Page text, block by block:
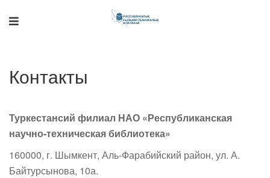
Контакты
Туркестансий филиал НАО «Республиканская
научно-техническая библиотека»
160000, г. Шымкент, Аль-Фарабийский район, ул. А.
Байтурсынова, 10а.